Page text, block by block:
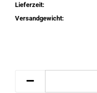
Lieferzeit:
Versandgewicht: